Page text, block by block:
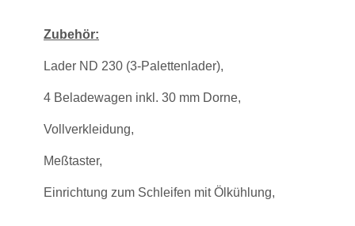
Zubehör:
Lader ND 230 (3-Palettenlader),
4 Beladewagen inkl. 30 mm Dorne,
Vollverkleidung,
Meßtaster,
Einrichtung zum Schleifen mit Ölkühlung,